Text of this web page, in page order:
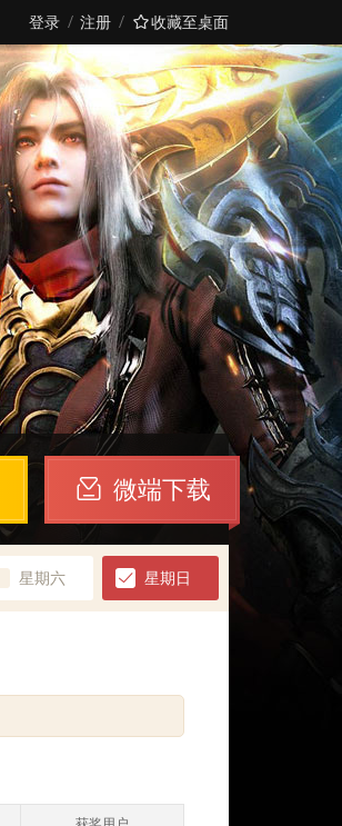
登录 注册 收藏至桌面
微端下载
星期六 星期日